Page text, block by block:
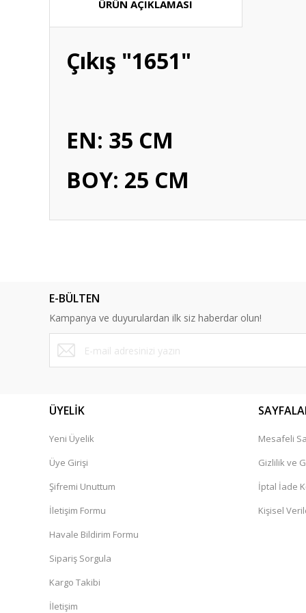
ÜRÜN AÇIKLAMASI
Çıkış "1651"
EN: 35 CM
BOY: 25 CM
Ürün bilgilerinde hatalar bulunuyor.
Ürün fiyatı diğer sitelerden daha pahalı.
Bu ürüne benzer farklı alternatifler olmalı.
E-BÜLTEN
Kampanya ve duyurulardan ilk siz haberdar olun!
ÜYELİK
Yeni Üyelik
Üye Girişi
Şifremi Unuttum
İletişim Formu
Havale Bildirim Formu
Sipariş Sorgula
Kargo Takibi
İletişim
Mesafeli
Gizlilik ve
İptal İade
Kişisel